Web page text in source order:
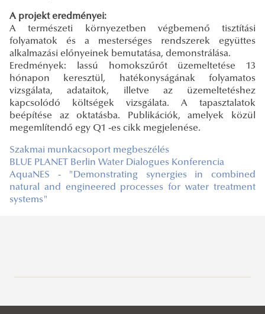
21-2022-00008)
A projekt eredményei:
A természeti környezetben végbemenő tisztítási
folyamatok és a mesterséges rendszerek együttes
alkalmazási előnyeinek bemutatása, demonstrálása.
Eredmények: lassú homokszűrőt üzemeltetése 13
hónapon keresztül, hatékonyságának folyamatos
vizsgálata, adataitok, illetve az üzemeltetéshez
kapcsolódó költségek vizsgálata. A tapasztalatok
beépítése az oktatásba. Publikációk, amelyek közül
megemlítendő egy Q1 -es cikk megjelenése.
Szakmai munkacsoport megbeszélés
BLUE PLANET Berlin Water Dialogues Konferencia
AquaNES - "Demonstrating synergies in combined
natural and engineered processes for water treatment
systems"